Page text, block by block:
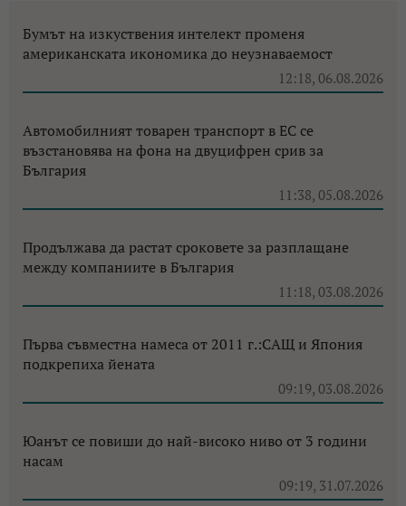
Бумът на изкуствения интелект променя
американската икономика до неузнаваемост
12:18, 06.08.2026
Автомобилният товарен транспорт в ЕС се
възстановява на фона на двуцифрен срив за
България
11:38, 05.08.2026
Продължава да растат сроковете за разплащане
между компаниите в България
11:18, 03.08.2026
Първа съвместна намеса от 2011 г.:САЩ и Япония
подкрепиха йената
09:19, 03.08.2026
Юанът се повиши до най-високо ниво от 3 години
насам
09:19, 31.07.2026